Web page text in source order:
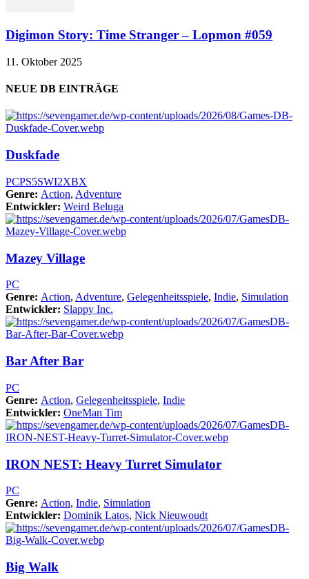
Digimon Story: Time Stranger – Lopmon #059
11. Oktober 2025
NEUE DB EINTRÄGE
Duskfade
PCPS5SWI2XBX
Genre: Action, Adventure
Entwickler: Weird Beluga
Mazey Village
PC
Genre: Action, Adventure, Gelegenheitsspiele, Indie, Simulation
Entwickler: Slappy Inc.
Bar After Bar
PC
Genre: Action, Gelegenheitsspiele, Indie
Entwickler: OneMan Tim
IRON NEST: Heavy Turret Simulator
PC
Genre: Action, Indie, Simulation
Entwickler: Dominik Latos, Nick Nieuwoudt
Big Walk